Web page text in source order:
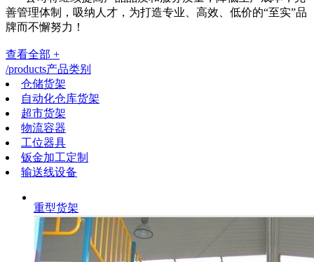
善管理体制，吸纳人才，为打造专业、高效、低价的“至实”品
牌而不懈努力！
查看全部 +
/products产品类别
仓储货架
自动化仓库货架
超市货架
物流容器
工位器具
钣金加工定制
输送线设备
重型货架